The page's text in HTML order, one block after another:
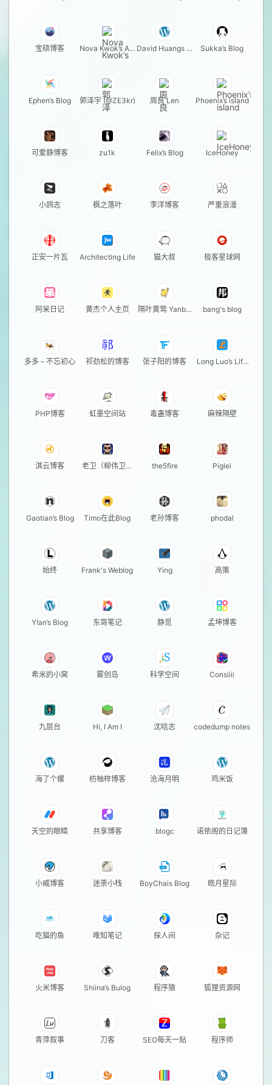
宝硕博客
Nova Kwok’s Aw David Huangs Bl
Sukka’s Blog
Ephen‘s Blog 郭泽宇 (@ZE3kr) 周良 Len Phoenix’s island
可爱静博客 zu1k Felix’s Blog IceHoney
小鸽志 枫之落叶 李洋博客 严重浪漫
正安一片瓦 Architecting Life 猫大叔 极客星球网
阿呆日记 黄杰个人主页
隔叶黄莺 Yanbin
bang's blog
多多 – 不忘初心 祁劲松的博客 张子阳的博客
Long Luo’s Life
PHP博客 虹墨空间站 毒蛊博客 麻辣隔壁
淇云博客
老卫（柳伟卫）
the5fire Piglei
Gaotian’s Blog Timo在此Blog 老孙博客 phodal
始终 Frank's Weblog Ying 高策
Y!an’s Blog 东哥笔记 静觅 孟坤博客
希米的小窝 雾创岛 科学空间 Consiiii
九层台 Hi, I Am I 沈唁志 codedump notes
海了个螺 枋柚梓博客 沧海月明 鸡米饭
天空的眼睛 共享博客 blogc 诺依阁的日记簿
小威博客 迷荼小栈 BoyChais Blog 皓月星际
吃猫的鱼 唯知笔记 探人间 杂记
火米博客 Shiina‘s Bulog 程序猿 狐狸资源网
青萍叙事 刀客 SEO每天一贴 程序师